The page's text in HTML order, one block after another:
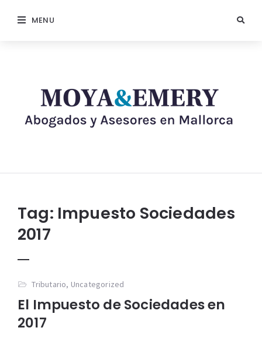
MENU
Tag: Impuesto Sociedades
2017
Tributario, Uncategorized
El Impuesto de Sociedades en
2017